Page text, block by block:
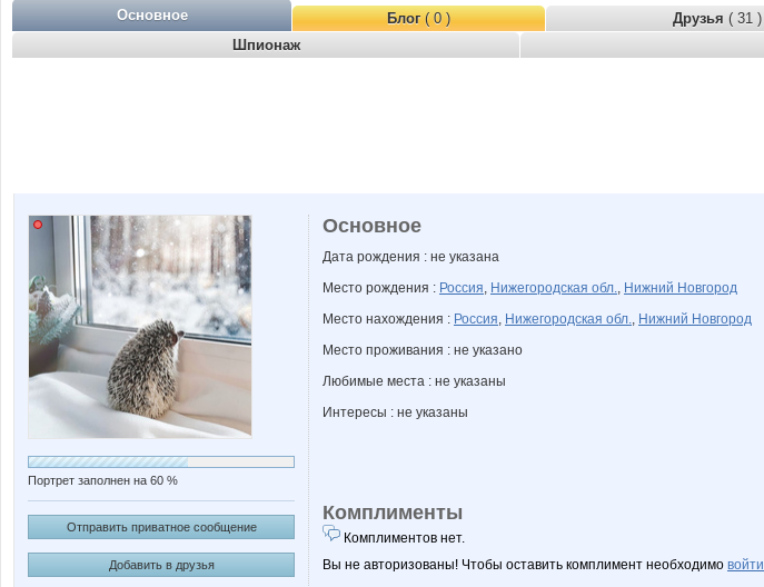
Основное Блог( 0 ) Друзья ( 31 )
Шпионаж
Портрет заполнен на 60 %
Отправить приватное сообщение
Добавить в друзья
Основное
Дата рождения : не указана
Место рождения : Россия, Нижегородская обл., Нижний Новгород
Место нахождения : Россия, Нижегородская обл., Нижний Новгород
Место проживания : не указано
Любимые места : не указаны
Интересы : не указаны
Комплименты
Комплиментов нет.
Вы не авторизованы! Чтобы оставить комплимент необходимо войти